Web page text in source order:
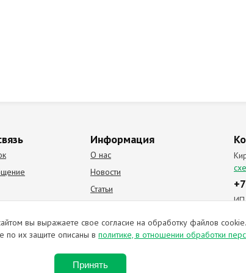
Информация
О нас
Новости
Статьи
ИП
запрещено. Отправляя любую форму на сайте, вы
вы выражаете свое согласие на обработку файлов
по их защите описаны в политике, в отношении обработки
Принять